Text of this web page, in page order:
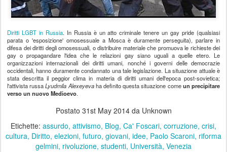
Diritti LGBT in Russia. In Russia è un atto criminale tenere un gay pride (qualsiasi
parata o 'esposizione' omosessuale a Mosca è duramente perseguita), parlare in
difesa dei diritti degli omosessuali, o distribuire materiale che promuova le richieste dei
gay o propagandare l'idea che le relazioni gay siano uguali a quelle etero. Le
organizzazioni internazionali dei diritti umani, nonché i governi delle democrazie
occidentali, hanno duramente condannato una tale legislazione. La situazione attuale è
stata descritta il peggior clima in materia di diritti umani dell'epoca post-sovietica;
l'attivista russaLyudmila Alexeyevaha definito questa situazione comeun precipitare
verso un nuovo Medioevo.
Postato 31st May 2014da Unknown
Etichette: assurdo attivismo Blog Ca' Foscari corruzione crisi
cultura Diritto elezioni futuro giovani idee Paolo Scaroni riforma
gelmini rivoluzione studenti Università Venezia